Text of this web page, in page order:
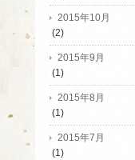
2015年10月
(2)
2015年9月
(1)
2015年8月
(1)
2015年7月
(1)